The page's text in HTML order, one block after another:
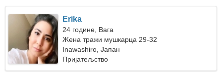
Erika
24 године, Вага
Жена тражи мушкарца 29-32
Inawashiro, Јапан
Пријатељство